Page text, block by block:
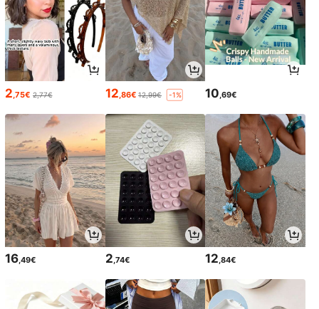
2 ,75€ 2,77€ 12 ,86€ 12,99€ -1% 10 ,69€
16 ,49€ 2 ,74€ 12 ,84€